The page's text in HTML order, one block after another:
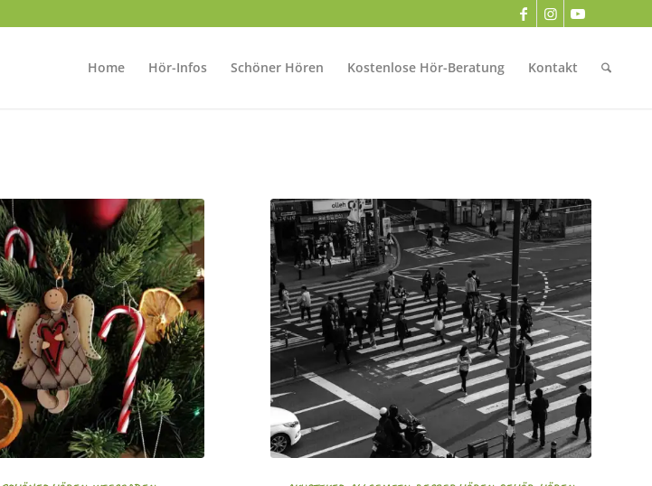
Home Hör-Infos Schöner Hören Kostenlose Hör-Beratung Kontakt